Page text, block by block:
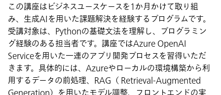
この講座はビジネスユースケースを1か月かけて取り組
み、生成AIを用いた課題解決を経験するプログラムです。
受講対象は、Pythonの基礎文法を理解し、プログラミン
グ経験のある担当者です。講座ではAzure OpenAI
Serviceを用いた一連のアプリ開発プロセスを習得いただ
きます。具体的には、Azureやローカルの環境構築から利
用するデータの前処理、RAG（ Retrieval-Augmented